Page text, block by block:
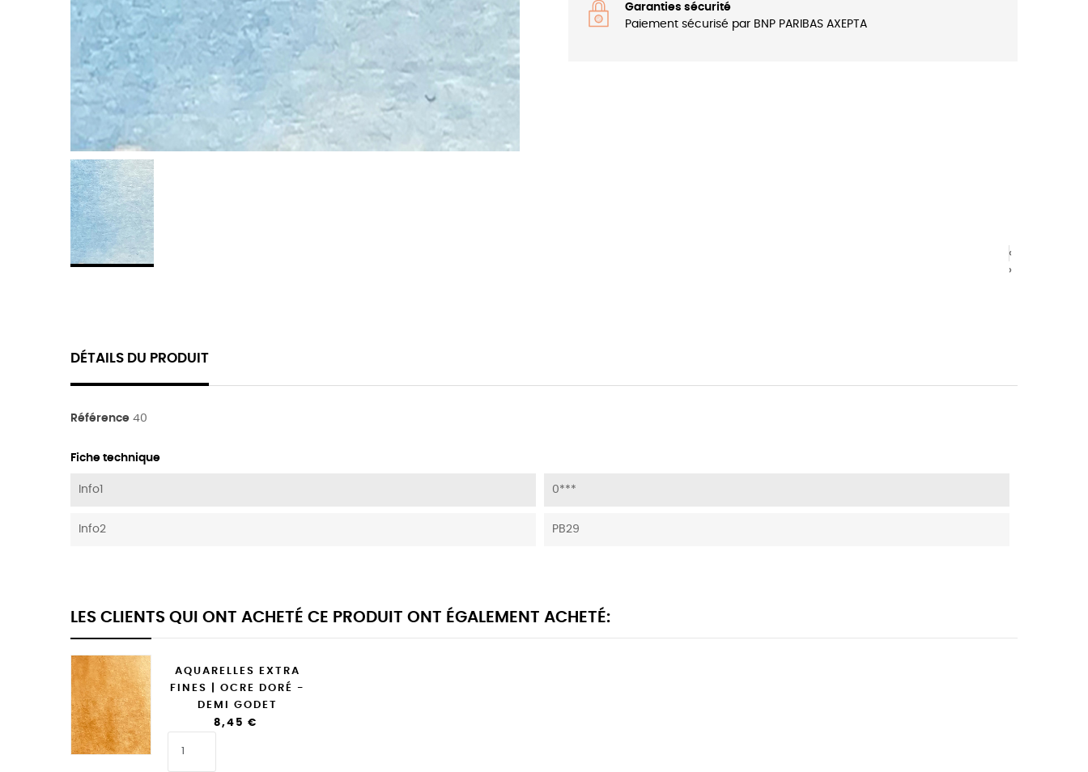
Garanties sécurité
Paiement sécurisé par BNP PARIBAS AXEPTA
DÉTAILS DU PRODUIT
Référence 40
Fiche technique
Info1 0***
Info2 PB29
LES CLIENTS QUI ONT ACHETÉ CE PRODUIT ONT ÉGALEMENT ACHETÉ:
AQUARELLES EXTRA
FINES | OCRE DORÉ -
DEMI GODET
8,45 €
‹
›
‹
›